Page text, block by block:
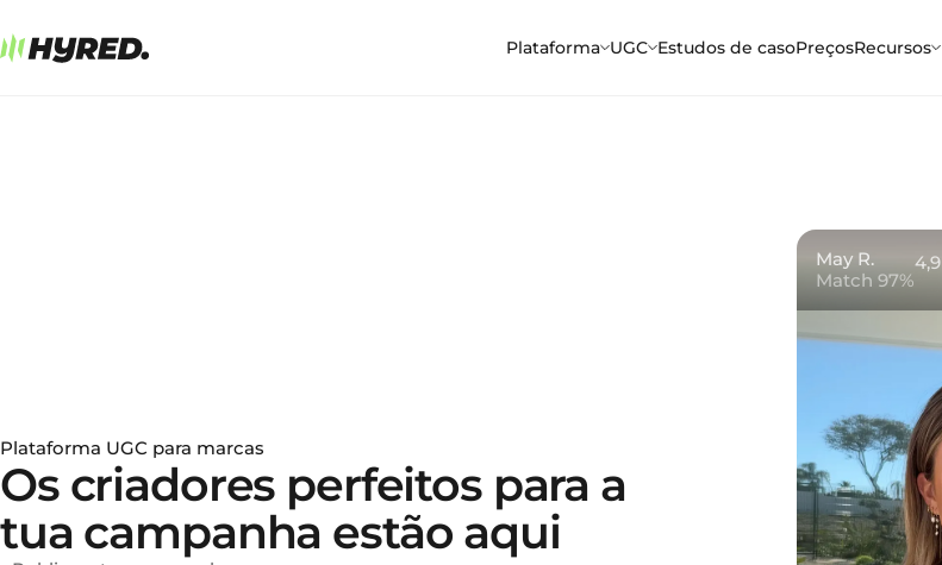
Plataforma UGC Estudos de casoPreçosRecursos
Plataforma UGC para marcas
Os criadores perfeitos para a
tua campanha estão aqui
May R.
Match 97%
4,9